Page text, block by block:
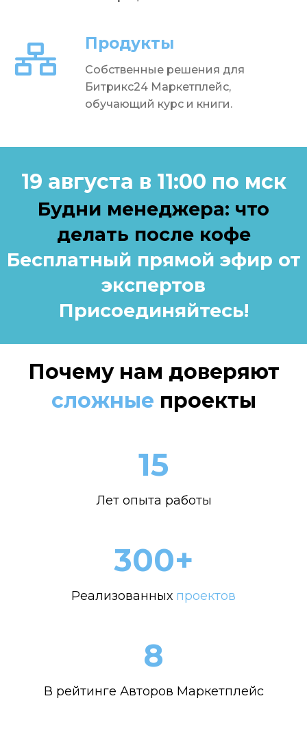
Продукты
Собственные решения для
Битрикс24 Маркетплейс,
обучающий курс и книги.
19 августа в 11:00 по мск
Будни менеджера: что
делать после кофе
Бесплатный прямой эфир от
экспертов
Присоединяйтесь!
Почему нам доверяют
сложные проекты
15
Лет опыта работы
300+
Реализованных проектов
8
В рейтинге Авторов Маркетплейс